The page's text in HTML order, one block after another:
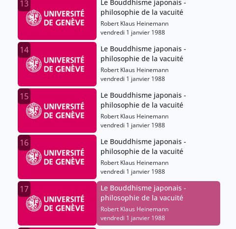
13
Le Bouddhisme japonais -
philosophie de la vacuité
Robert Klaus Heinemann
vendredi 1 janvier 1988
14
Le Bouddhisme japonais -
philosophie de la vacuité
Robert Klaus Heinemann
vendredi 1 janvier 1988
15
Le Bouddhisme japonais -
philosophie de la vacuité
Robert Klaus Heinemann
vendredi 1 janvier 1988
16
Le Bouddhisme japonais -
philosophie de la vacuité
Robert Klaus Heinemann
vendredi 1 janvier 1988
17
Le Bouddhisme japonais -
philosophie de la vacuité
Robert Klaus Heinemann
vendredi 1 janvier 1988